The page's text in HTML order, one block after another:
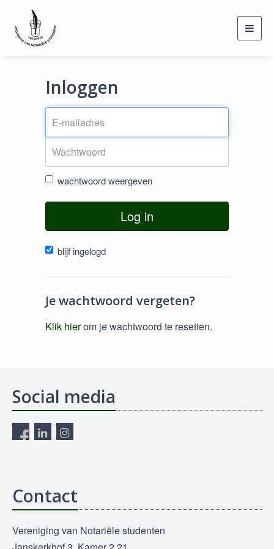
Inloggen
wachtwoord weergeven
Log in
blijf ingelogd
Je wachtwoord vergeten?
Klik hierom je wachtwoord te resetten.
Social media
Contact
Vereniging van Notariële studenten